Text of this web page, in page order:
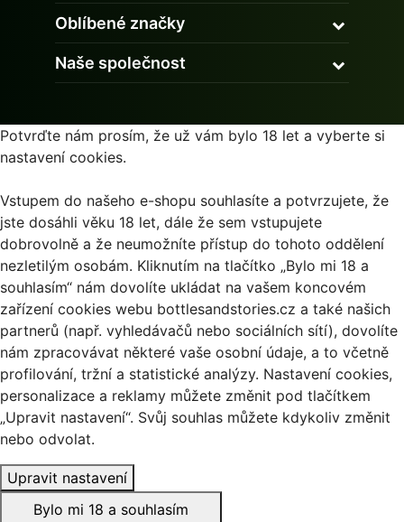
Oblíbené značky
Naše společnost
Potvrďte nám prosím, že už vám bylo 18 let a vyberte si
nastavení cookies.
Vstupem do našeho e-shopu souhlasíte a potvrzujete, že
jste dosáhli věku 18 let, dále že sem vstupujete
dobrovolně a že neumožníte přístup do tohoto oddělení
nezletilým osobám. Kliknutím na tlačítko „Bylo mi 18 a
souhlasím“ nám dovolíte ukládat na vašem koncovém
zařízení cookies webu bottlesandstories.cz a také našich
partnerů (např. vyhledávačů nebo sociálních sítí), dovolíte
nám zpracovávat některé vaše osobní údaje, a to včetně
profilování, tržní a statistické analýzy. Nastavení cookies,
personalizace a reklamy můžete změnit pod tlačítkem
„Upravit nastavení“. Svůj souhlas můžete kdykoliv změnit
nebo odvolat.
Upravit nastavení
Bylo mi 18 a souhlasím